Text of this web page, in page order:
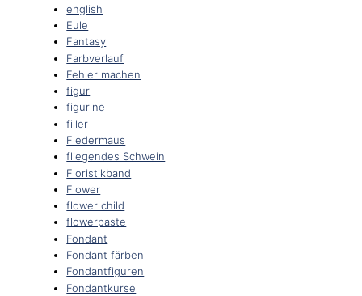
english
Eule
Fantasy
Farbverlauf
Fehler machen
figur
figurine
filler
Fledermaus
fliegendes Schwein
Floristikband
Flower
flower child
flowerpaste
Fondant
Fondant färben
Fondantfiguren
Fondantkurse